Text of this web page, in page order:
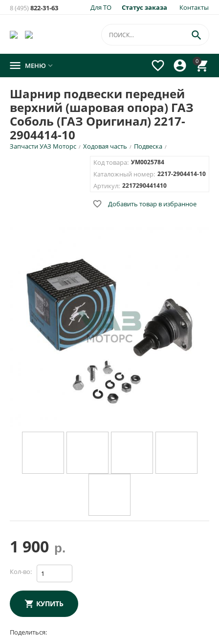
Для ТО Статус заказа Контакты
8 (495)822-31-63
0




 МЕНЮ 
Шарнир подвески передней
верхний (шаровая опора) ГАЗ
Соболь (ГАЗ Оригинал) 2217-
2904414-10
Запчасти УАЗ Моторс / Ходовая часть / Подвеска /
Код товара: УМ0025784
Каталожный номер: 2217-2904414-10
Артикул: 2217290441410
 Добавить товар в избранное
1 900 р.
Кол-во:
КУПИТЬ
Поделиться: